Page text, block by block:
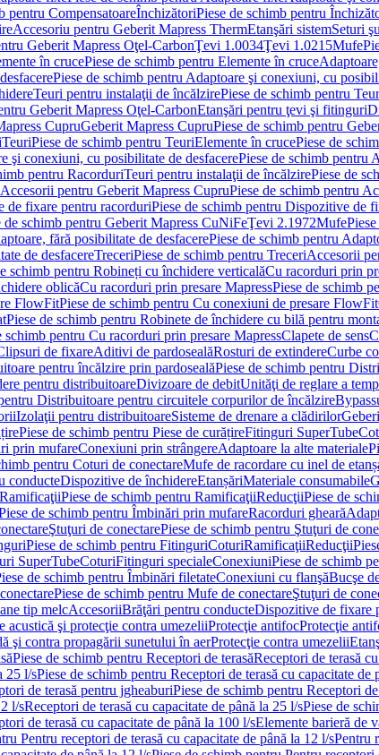
pentru CompensatoareÎnchizătoriPiese de schimb pentru
Accesoriu pentru Geberit Mapress ThermEtanşări sistemSeturi
Geberit Mapress Oţel-CarbonŢevi 1.0034Ţevi 1.0215Mufe
în crucePiese de schimb pentru Elemente în cruce
Piese de schimb pentru Adaptoare şi conexiuni, cu
Teuri pentru instalaţii de încălzirePiese de schimb pentru
Geberit Mapress Oţel-CarbonEtanşări pentru ţevi şi fitinguri
CupruGeberit Mapress CupruPiese de schimb pentru
TeuriPiese de schimb pentru TeuriElemente în crucePiese de
şi conexiuni, cu posibilitate de desfacerePiese de schimb pentru
pentru RacorduriTeuri pentru instalaţii de încălzirePiese de
Accesorii pentru Geberit Mapress CupruPiese de schimb pentru
de fixare pentru racorduriPiese de schimb pentru Dispozitive de
de schimb pentru Geberit Mapress CuNiFeŢevi 2.1972Mufe
fără posibilitate de desfacerePiese de schimb pentru
de desfacereTreceriPiese de schimb pentru TreceriAccesorii
schimb pentru Robineți cu închidere verticalăCu racorduri prin
oblicăCu racorduri prin presare MapressPiese de schimb
FlowFitPiese de schimb pentru Cu conexiuni de presare FlowFit
Piese de schimb pentru Robinete de închidere cu bilă pentru
schimb pentru Cu racorduri prin presare MapressClapete de sens
de fixareAditivi de pardosealăRosturi de extindereCurbe
pentru încălzire prin pardosealăPiese de schimb pentru
pentru distribuitoareDivizoare de debitUnităţi de reglare a
Distribuitoare pentru circuitele corpurilor de încălzire
Izolaţii pentru distribuitoareSisteme de drenare a clădirilor
Piese de schimb pentru Piese de curățireFitinguri SuperTube
prin mufareConexiuni prin strângereAdaptoare la alte materiale
pentru Coturi de conectareMufe de racordare cu inel de
conducteDispozitive de închidereEtanșăriMateriale consumabile
RamificaţiiPiese de schimb pentru RamificaţiiReducţiiPiese de
de schimb pentru Îmbinări prin mufareRacorduri gheară
Ştuţuri de conectarePiese de schimb pentru Ştuţuri de
Piese de schimb pentru FitinguriCoturiRamificaţiiReducţii
SuperTubeCoturiFitinguri specialeConexiuniPiese de schimb
de schimb pentru Îmbinări filetateConexiuni cu flanşăBucşe
Piese de schimb pentru Mufe de conectareŞtuţuri de
tip melcAccesoriiBrăţări pentru conducteDispozitive de fixare
acustică şi protecţie contra umezeliiProtecţie antifocProtecţie
şi contra propagării sunetului în aerProtecţie contra umezelii
Piese de schimb pentru Receptori de terasăReceptori de terasă
25 l/sPiese de schimb pentru Receptori de terasă cu capacitate de
de terasă pentru jgheaburiPiese de schimb pentru Receptori
l/sReceptori de terasă cu capacitate de până la 25 l/sPiese de
de terasă cu capacitate de până la 100 l/sElemente barieră de
Pentru receptori de terasă cu capacitate de până la 12 l/sPentru